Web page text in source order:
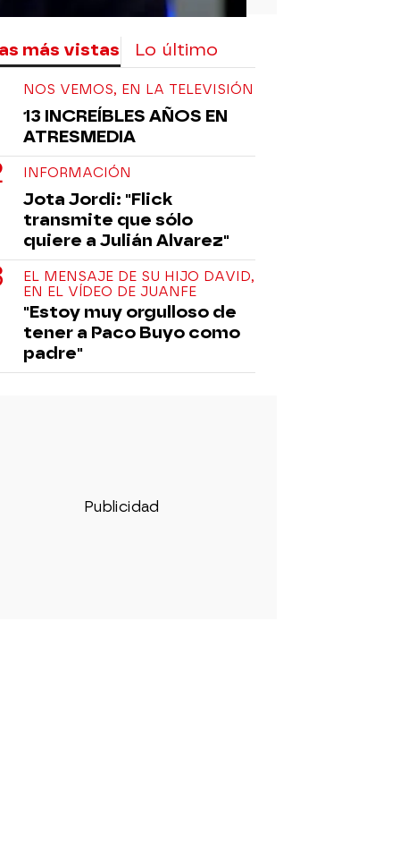
más vistas Lo último
NOS VEMOS, EN LA TELEVISIÓN
13 INCREÍBLES AÑOS EN
ATRESMEDIA
INFORMACIÓN
Jota Jordi: "Flick
transmite que sólo
quiere a Julián Alvarez"
EL MENSAJE DE SU HIJO DAVID,
EN EL VÍDEO DE JUANFE
"Estoy muy orgulloso de
tener a Paco Buyo como
padre"